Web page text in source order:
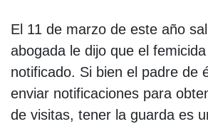
El 11 de marzo de este año
abogada le dijo que el
notificado. Si bien el padre de
enviar notificaciones para
de visitas, tener la guarda es